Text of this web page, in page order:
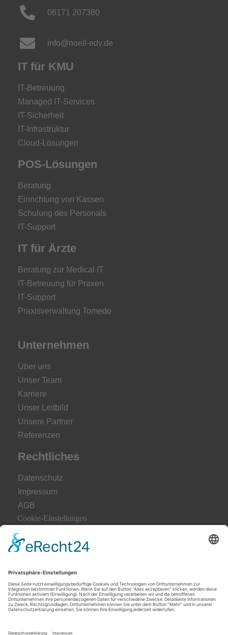
06171 207380
info@noell-edv.de
IT für KMU
IT-Betreuung
Managed IT-Services
IT-Sicherheit
IT-Infrastruktur
Cloud-Lösungen
POS-Lösungen
Beratung
Einrichtung von Kassen
Schulung des Personals
IT-Support
IT für Ärzte
Beratung zur Medical IT
IT-Betreuung für Praxen
IT-Support
Praxisverwaltung Tomedo
Unternehmen
Über uns
Unser Team
Karriere
Unser Leitbild
Unsere Partner
Referenzen
Rechtliches
Datenschutz
Impressum
AGB
Cookie-Einstellungen
Folgen Sie uns auf